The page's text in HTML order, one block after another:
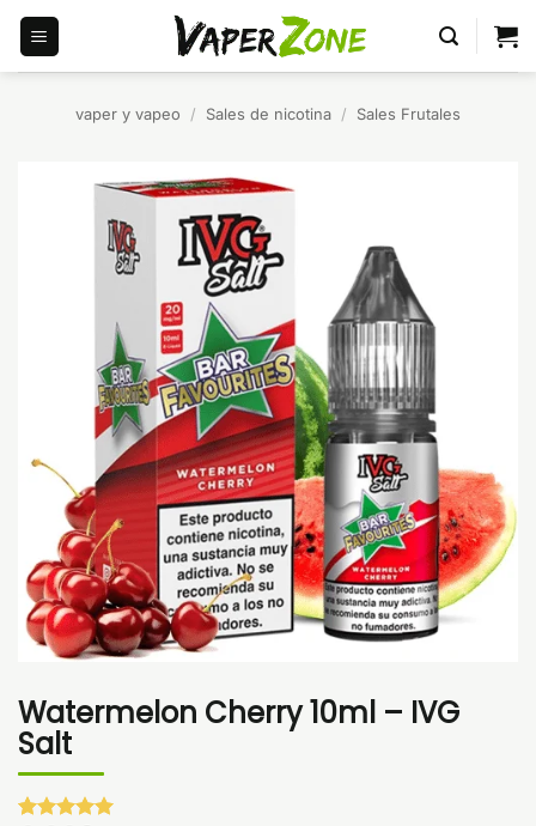
Saltar
contenido
vaper y vapeo / Sales de nicotina / Sales Frutales
Watermelon Cherry 10ml – IVG
Salt